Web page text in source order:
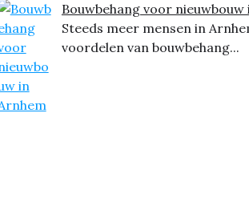
Bouwbehang voor nieuwbouw
Steeds meer mensen in
voordelen van bouwbehang...